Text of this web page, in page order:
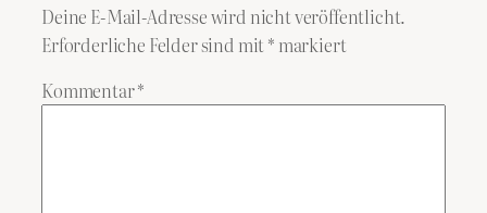
Deine E-Mail-Adresse wird nicht veröffentlicht.
Erforderliche Felder sind mit* markiert
Kommentar*